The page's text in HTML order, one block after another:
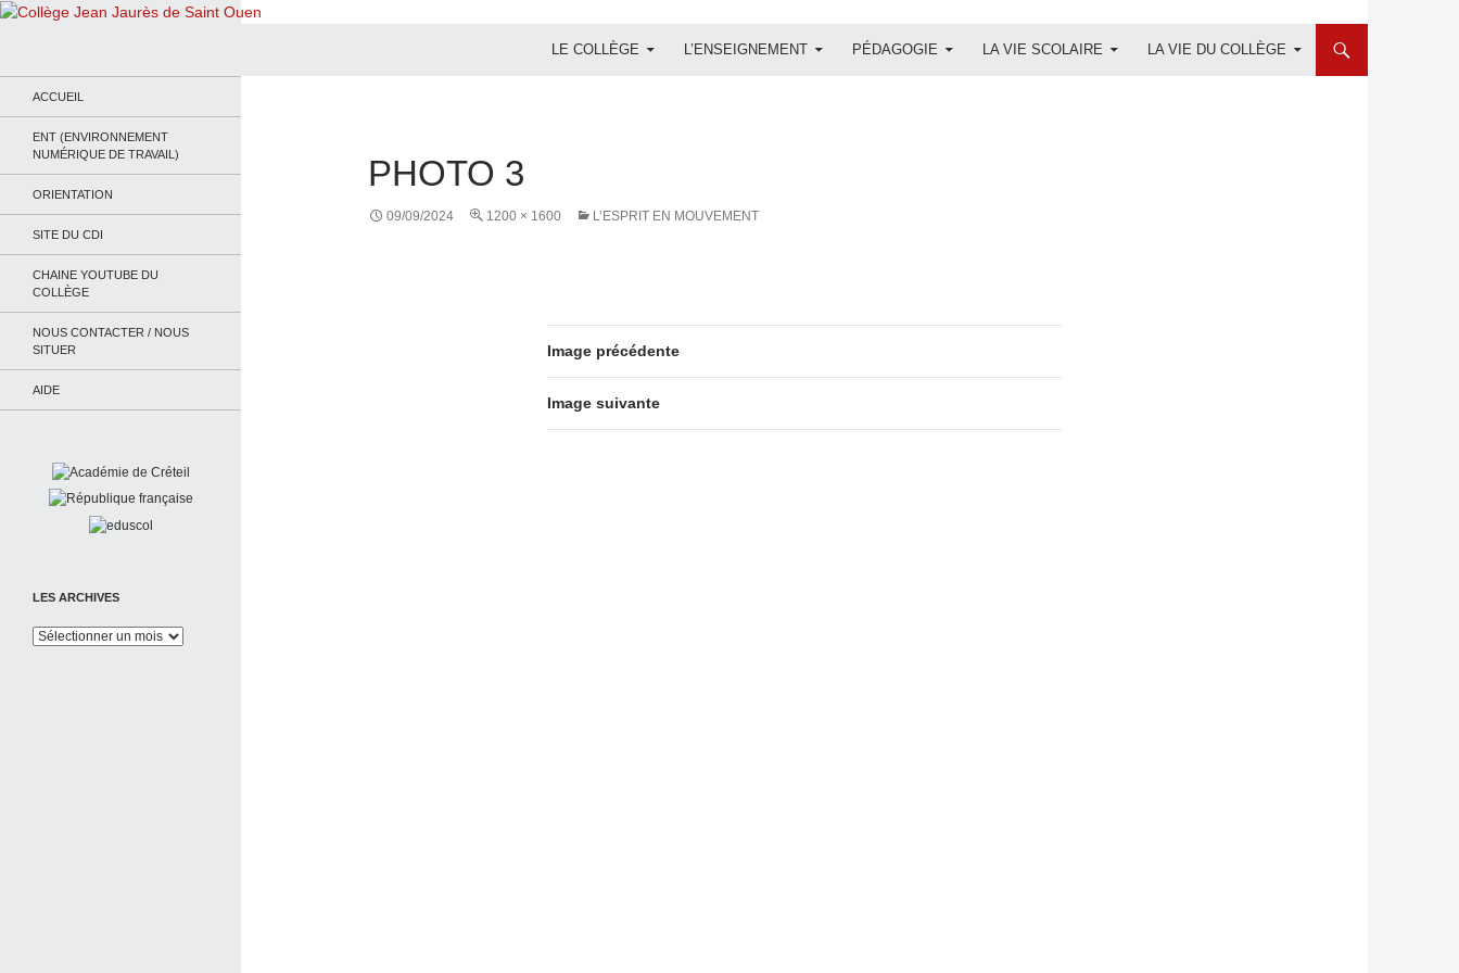
LE COLLÈGE L’ENSEIGNEMENT PÉDAGOGIE LA VIE SCOLAIRE LA VIE DU COLLÈGE
PHOTO 3
09/09/2024 1200 × 1600 L’ESPRIT EN MOUVEMENT
Image précédente
Image suivante
ACCUEIL
ENT (ENVIRONNEMENT
NUMÉRIQUE DE TRAVAIL)
ORIENTATION
SITE DU CDI
CHAINE YOUTUBE DU
COLLÈGE
NOUS CONTACTER / NOUS
SITUER
AIDE
LES ARCHIVES
Les